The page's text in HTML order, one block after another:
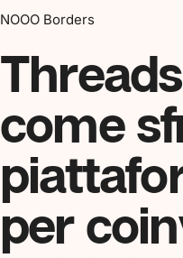
NOOO Borders
come
per